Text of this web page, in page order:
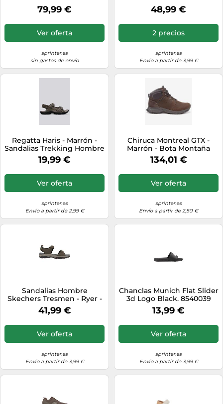
MKP talla 44
79,99 €
Ver oferta
sprinter.es
sin gastos de envío
Reece Ajuste relajado
Marrón 43
48,99 €
2 precios
sprinter.es
Envío a partir de 3,99 €
Regatta Haris - Marrón -
Sandalias Trekking Hombre
MKP talla 41
19,99 €
Ver oferta
sprinter.es
Envío a partir de 2,99 €
Chiruca Montreal GTX -
Marrón - Bota Montaña
Hombre
134,01 €
Ver oferta
sprinter.es
Envío a partir de 2,50 €
Sandalias Hombre
Skechers Tresmen - Ryer -
Verde Para Hombre MKP
41,99 €
Ver oferta
sprinter.es
Envío a partir de 3,99 €
Chanclas Munich Flat Slider
3d Logo Black. 8540039
MKP
13,99 €
Ver oferta
sprinter.es
Envío a partir de 3,99 €